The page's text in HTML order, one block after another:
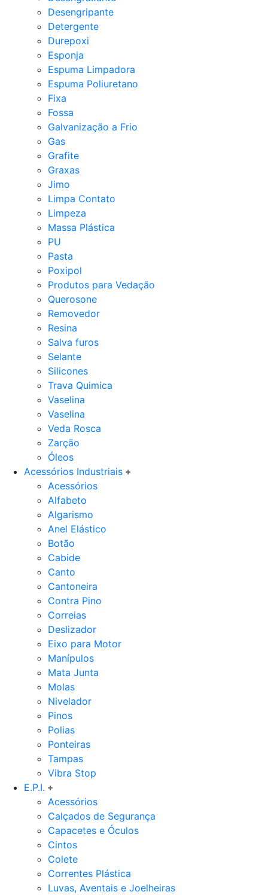
Desengripante
Detergente
Durepoxi
Esponja
Espuma Limpadora
Espuma Poliuretano
Fixa
Fossa
Galvanização a Frio
Gas
Grafite
Graxas
Jimo
Limpa Contato
Limpeza
Massa Plástica
PU
Pasta
Poxipol
Produtos para Vedação
Querosone
Removedor
Resina
Salva furos
Selante
Silicones
Trava Quimica
Vaselina
Vaselina
Veda Rosca
Zarção
Óleos
Acessórios Industriais
Acessórios
Alfabeto
Algarismo
Anel Elástico
Botão
Cabide
Canto
Cantoneira
Contra Pino
Correias
Deslizador
Eixo para Motor
Manípulos
Mata Junta
Molas
Nivelador
Pinos
Polias
Ponteiras
Tampas
Vibra Stop
E.P.I.
Acessórios
Calçados de Segurança
Capacetes e Óculos
Cintos
Colete
Correntes Plástica
Luvas, Aventais e Joelheiras